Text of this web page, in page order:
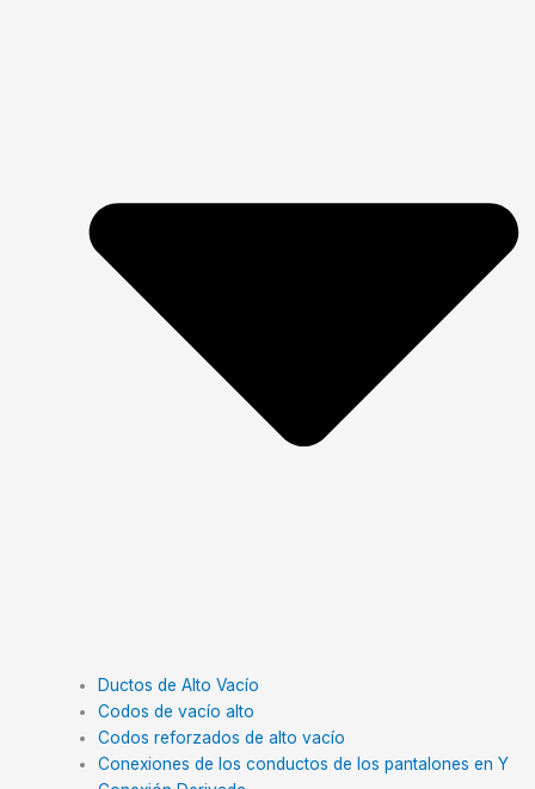
Ductos de Alto Vacío
Codos de vacío alto
Codos reforzados de alto vacío
Conexiones de los conductos de los pantalones en Y